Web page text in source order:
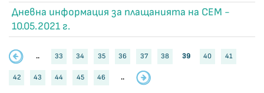
Дневна информация за плащанията на СЕМ -
10.05.2021 г.
.. 33 34 35 36 37 38 39 40 41
42 43 44 45 46 ..